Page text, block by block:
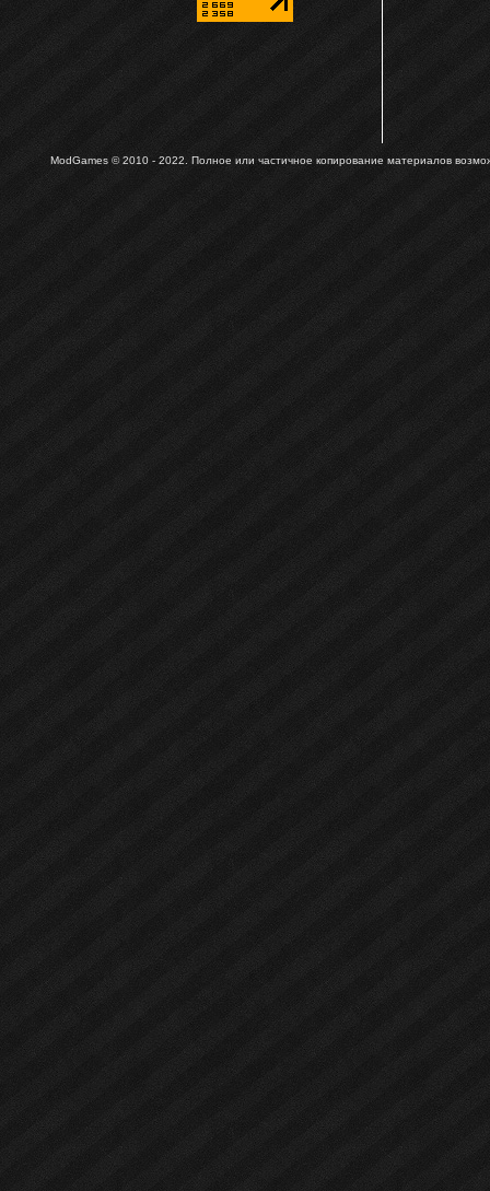
ModGames © 2010 - 2022. Полное или частичное копирование материалов